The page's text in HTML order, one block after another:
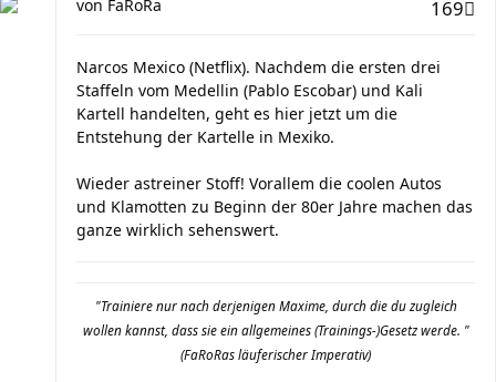
169
von FaRoRa
Narcos Mexico (Netflix). Nachdem die ersten drei
Staffeln vom Medellin (Pablo Escobar) und Kali
Kartell handelten, geht es hier jetzt um die
Entstehung der Kartelle in Mexiko.
Wieder astreiner Stoff! Vorallem die coolen Autos
und Klamotten zu Beginn der 80er Jahre machen das
ganze wirklich sehenswert.
"Trainiere nur nach derjenigen Maxime, durch die du zugleich
wollen kannst, dass sie ein allgemeines (Trainings-)Gesetz werde. "
(FaRoRas läuferischer Imperativ)